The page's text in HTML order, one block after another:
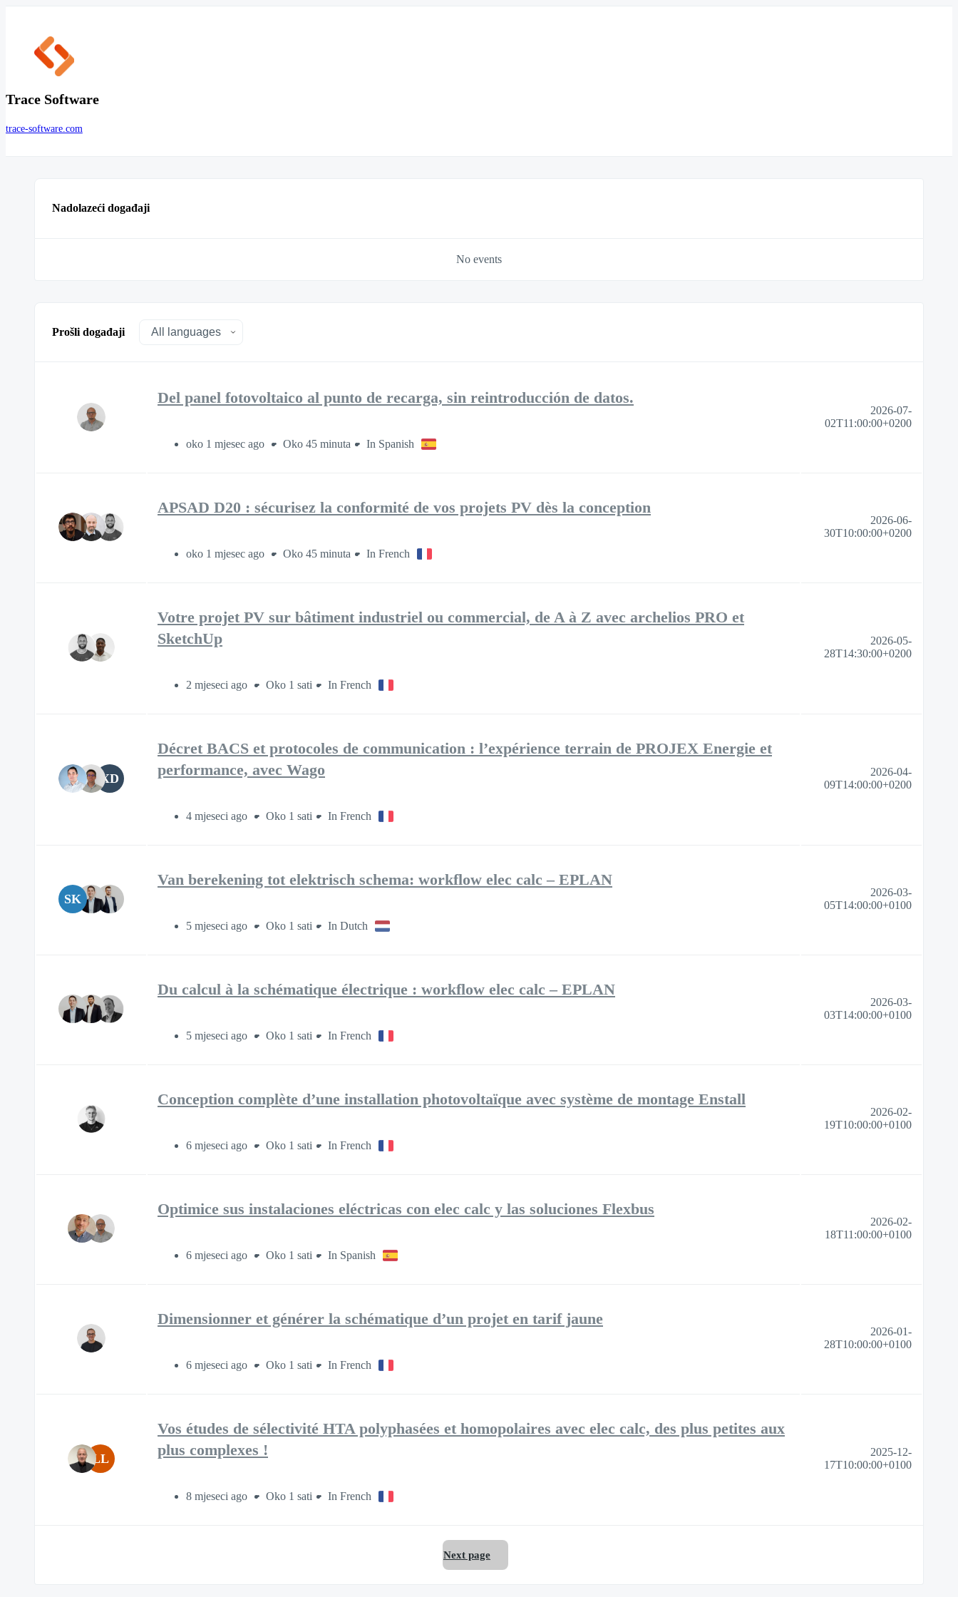
Trace Software
trace-software.com
Nadolazeći događaji
No events
Prošli događaji
Del panel fotovoltaico al punto de recarga, sin reintroducción de datos.
oko 1 mjesec ago Oko 45 minuta In Spanish
2026-07-
02T11:00:00+0200
APSAD D20 : sécurisez la conformité de vos projets PV dès la conception
oko 1 mjesec ago Oko 45 minuta In French
2026-06-
30T10:00:00+0200
Votre projet PV sur bâtiment industriel ou commercial, de A à Z avec archelios PRO et
SketchUp
2 mjeseci ago Oko 1 sati In French
2026-05-
28T14:30:00+0200
XD
Décret BACS et protocoles de communication : l’expérience terrain de PROJEX Energie et
performance, avec Wago
4 mjeseci ago Oko 1 sati In French
2026-04-
09T14:00:00+0200
SK
Van berekening tot elektrisch schema: workflow elec calc – EPLAN
5 mjeseci ago Oko 1 sati In Dutch
2026-03-
05T14:00:00+0100
Du calcul à la schématique électrique : workflow elec calc – EPLAN
5 mjeseci ago Oko 1 sati In French
2026-03-
03T14:00:00+0100
Conception complète d’une installation photovoltaïque avec système de montage Enstall
6 mjeseci ago Oko 1 sati In French
2026-02-
19T10:00:00+0100
Optimice sus instalaciones eléctricas con elec calc y las soluciones Flexbus
6 mjeseci ago Oko 1 sati In Spanish
2026-02-
18T11:00:00+0100
Dimensionner et générer la schématique d’un projet en tarif jaune
6 mjeseci ago Oko 1 sati In French
2026-01-
28T10:00:00+0100
LL
Vos études de sélectivité HTA polyphasées et homopolaires avec elec calc, des plus petites aux
plus complexes !
8 mjeseci ago Oko 1 sati In French
2025-12-
17T10:00:00+0100
Next page